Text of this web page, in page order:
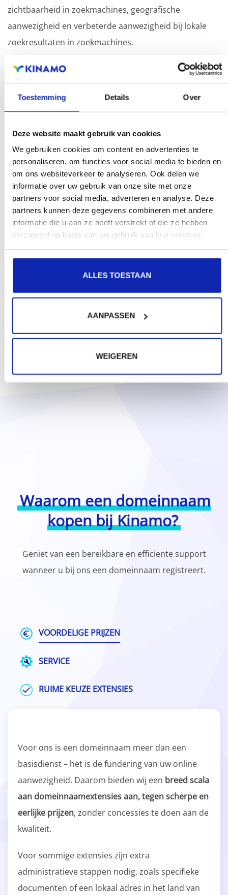
Toestemming Details Over
Deze website maakt gebruik van cookies
We gebruiken cookies om content en advertenties te
personaliseren, om functies voor social media te bieden en
om ons websiteverkeer te analyseren. Ook delen we
informatie over uw gebruik van onze site met onze
partners voor social media, adverteren en analyse. Deze
partners kunnen deze gegevens combineren met andere
informatie die u aan ze heeft verstrekt of die ze hebben
verzameld op basis van uw gebruik van hun services.
ALLES TOESTAAN
AANPASSEN
WEIGEREN
zichtbaarheid in zoekmachines, geografische
aanwezigheid en verbeterde aanwezigheid bij lokale
zoekresultaten in zoekmachines.
Registreer uw domeinnamen
Waarom een domeinnaam
kopen bij Kinamo?
Geniet van een bereikbare en efficiente support
wanneer u bij ons een domeinnaam registreert.
VOORDELIGE PRIJZEN
SERVICE
RUIME KEUZE EXTENSIES
Voor ons is een domeinnaam meer dan een
basisdienst – het is de fundering van uw online
aanwezigheid. Daarom bieden wij een breed scala
aan domeinnaamextensies aan, tegen scherpe en
eerlijke prijzen, zonder concessies te doen aan de
kwaliteit.
Voor sommige extensies zijn extra
administratieve stappen nodig, zoals specifieke
documenten of een lokaal adres in het land van